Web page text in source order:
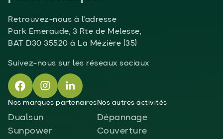
Retrouvez-nous à l'adresse
Park Emeraude, 3 Rte de Melesse,
BAT D30 35520 à La Mézière (35)
Suivez-nous sur les réseaux sociaux
Nos marques partenaires
Dualsun
Sunpower
Nos autres activités
Dépannage
Couverture